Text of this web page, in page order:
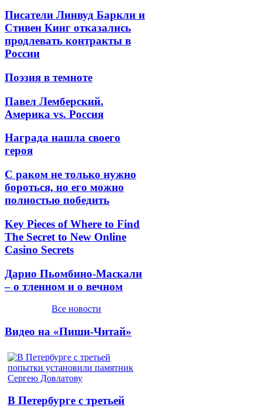
Писатели Линвуд Баркли и
Стивен Кинг отказались
продлевать контракты в
России
Поэзия в темноте
Павел Лемберский.
Америка vs. Россия
Награда нашла своего
героя
С раком не только нужно
бороться, но его можно
полностью победить
Key Pieces of Where to Find
The Secret to New Online
Casino Secrets
Дарио Пьомбино-Маскали
– о тленном и о вечном
Все новости
Видео на «Пиши-Читай»
В Петербурге с третьей